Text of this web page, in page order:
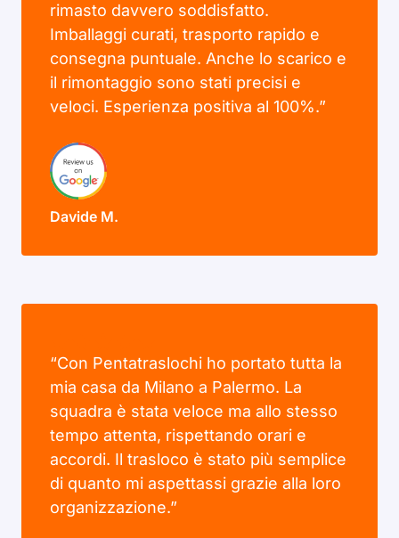
rimasto davvero soddisfatto.
Imballaggi curati, trasporto rapido e
consegna puntuale. Anche lo scarico e
il rimontaggio sono stati precisi e
veloci. Esperienza positiva al 100%.”
Davide M.
“Con Pentatraslochi ho portato tutta la
mia casa da Milano a Palermo. La
squadra è stata veloce ma allo stesso
tempo attenta, rispettando orari e
accordi. Il trasloco è stato più semplice
di quanto mi aspettassi grazie alla loro
organizzazione.”